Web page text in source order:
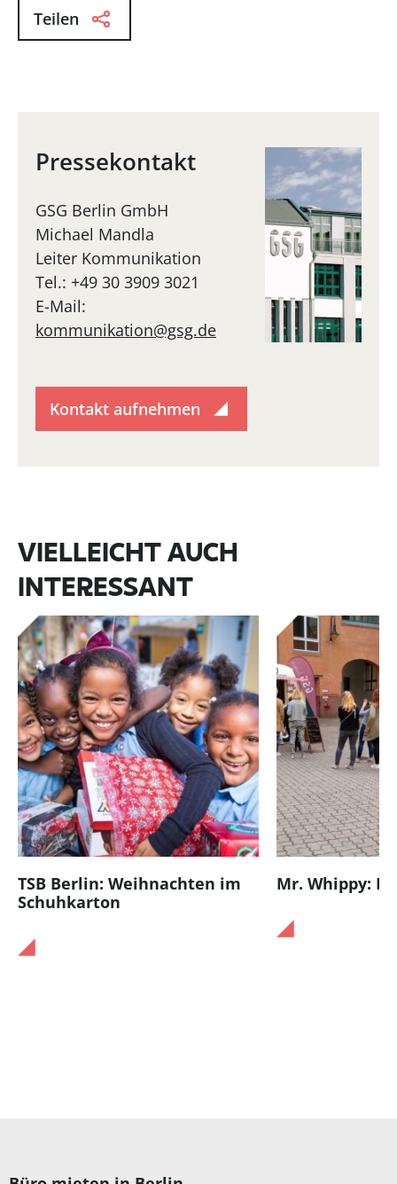
Teilen
Pressekontakt
GSG Berlin GmbH
Michael Mandla
Leiter Kommunikation
Tel.: +49 30 3909 3021
E-Mail:
kommunikation@gsg.de
Kontakt aufnehmen
VIELLEICHT AUCH
INTERESSANT
TSB Berlin: Weihnachten im
Schuhkarton
Mr. Whippy: